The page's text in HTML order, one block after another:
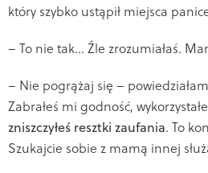
który szybko ustąpił miejsca
– To nie tak... Źle zrozumiałaś.
– Nie pogrążaj się –
Zabrałeś mi godność,
zniszczyłeś resztki zaufania. To
Szukajcie sobie z mamą innej